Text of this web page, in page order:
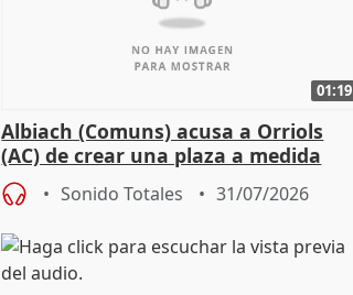
01:19
Albiach (Comuns) acusa a Orriols
(AC) de crear una plaza a medida
para su hija en Ripoll (Girona)
Sonido Totales 31/07/2026